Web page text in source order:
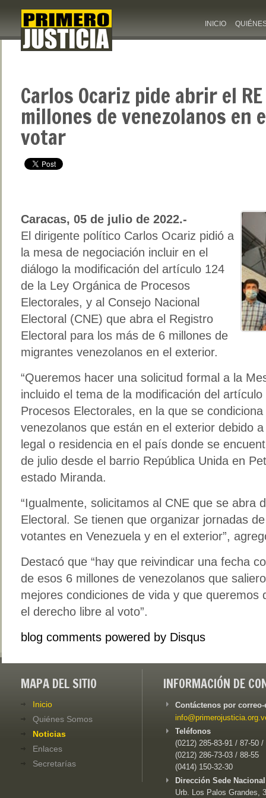
INICIO
Carlos Ocariz pide abrir el
millones de venezolanos en
votar
Caracas, 05 de julio de 2022.-
El dirigente político Carlos Ocariz pidió a
la mesa de negociación incluir en el
diálogo la modificación del artículo 124
de la Ley Orgánica de Procesos
Electorales, y al Consejo Nacional
Electoral (CNE) que abra el Registro
Electoral para los más de 6 millones de
migrantes venezolanos en el exterior.
“Queremos hacer una solicitud formal a la
incluido el tema de la modificación del
Procesos Electorales, en la que se
venezolanos que están en el exterior debido
legal o residencia en el país donde se
de julio desde el barrio República Unida en
estado Miranda.
“Igualmente, solicitamos al CNE que se abra
Electoral. Se tienen que organizar jornadas
votantes en Venezuela y en el exterior”,
Destacó que “hay que reivindicar una fecha
de esos 6 millones de venezolanos que
mejores condiciones de vida y que queremos
el derecho libre al voto”.
blog comments powered by Disqus
MAPA DEL SITIO
Inicio
Quiénes Somos
Noticias
Enlaces
Secretarías
INFORMACIÓN DE
Contáctenos por
Teléfonos
(0212) 285-83-91 / 87-50 /
(0212) 286-73-03 / 88-55
(0414) 150-32-30
Dirección Sede
Urb. Los Palos Grandes,